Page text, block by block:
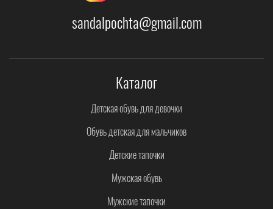
sandalpochta@gmail.com
Каталог
Детская обувь для девочки
Обувь детская для мальчиков
Детские тапочки
Мужская обувь
Мужские тапочки